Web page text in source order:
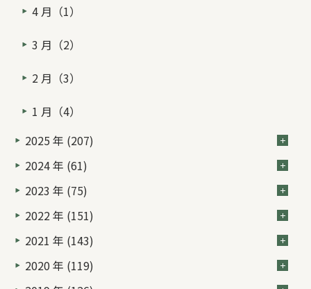
4 月（1）
3 月（2）
2 月（3）
1 月（4）
2025 年 (207)
2024 年 (61)
2023 年 (75)
2022 年 (151)
2021 年 (143)
2020 年 (119)